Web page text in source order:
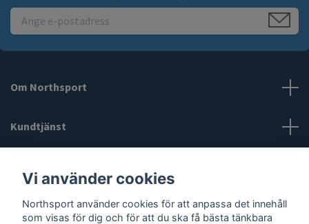
Om Northsport
Kundtjänst
Sociala medier
Vi använder cookies
Northsport använder cookies för att anpassa det innehåll
som visas för dig och för att du ska få bästa tänkbara